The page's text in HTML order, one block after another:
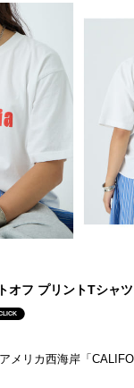
オフ プリントTシャ
メリカ西海岸「